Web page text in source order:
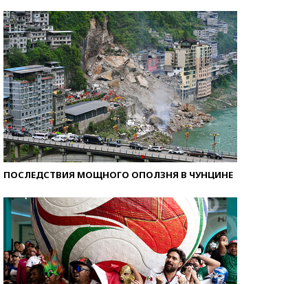
ПОСЛЕДСТВИЯ МОЩНОГО ОПОЛЗНЯ В ЧУНЦИНЕ